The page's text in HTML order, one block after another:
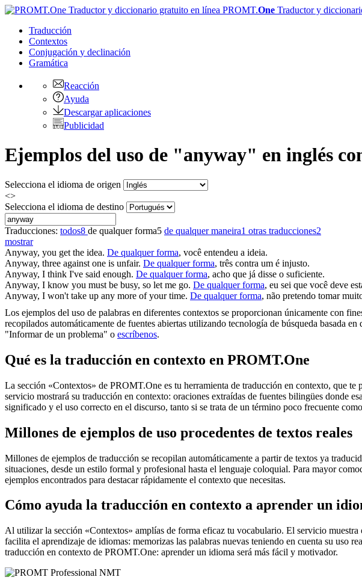
PROMT.One Traductor y
Traducción
Contextos
Conjugación y declinación
Gramática
Reacción
Ayuda
Descargar aplicaciones
Publicidad
Ejemplos del uso de "anyway" en inglés
Selecciona el idioma de origen
<>
Selecciona el idioma de destino
Traducciones: todos8 de qualquer forma5 de qualquer maneira1 otras traducciones2
mostrar
Anyway, you get the idea. De qualquer forma, você entendeu a ideia.
Anyway, three against one is unfair. De qualquer forma, três contra um é injusto.
Anyway, I think I've said enough. De qualquer forma, acho que já disse o suficiente.
Anyway, I know you must be busy, so let me go. De qualquer forma, eu sei que você deve
Anyway, I won't take up any more of your time. De qualquer forma, não pretendo tomar
Los ejemplos del uso de palabras en diferentes contextos se proporcionan únicamente con
recopilados automáticamente de fuentes abiertas utilizando tecnología de búsqueda basada
"Informar de un problema" o escríbenos.
Qué es la traducción en contexto en PROMT.One
La sección «Contextos» de PROMT.One es tu herramienta de traducción en contexto, que
servicio mostrará su traducción en contexto: oraciones extraídas de fuentes bilingües donde
significado y el uso correcto en el discurso, tanto si se trata de un término poco frecuente
Millones de ejemplos de uso procedentes de textos reales
Millones de ejemplos de traducción se recopilan automáticamente a partir de textos ya
situaciones, desde un estilo formal y profesional hasta el lenguaje coloquial. Para mayor
ejemplos encontrados para destacar rápidamente el contexto que necesitas.
Cómo ayuda la traducción en contexto a aprender un
Al utilizar la sección «Contextos» amplías de forma eficaz tu vocabulario. El servicio
facilita el aprendizaje de idiomas: memorizas las palabras nuevas teniendo en cuenta su
traducción en contexto de PROMT.One: aprender un idioma será más fácil y motivador.